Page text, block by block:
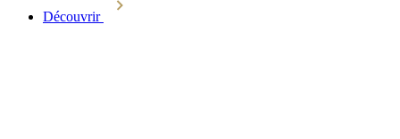
Découvrir